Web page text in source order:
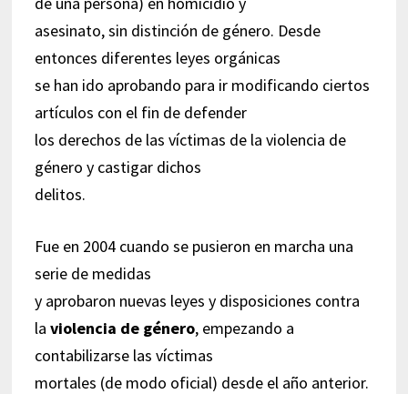
asesinato, sin distinción de género. Desde
entonces diferentes leyes orgánicas
se han ido aprobando para ir modificando ciertos
artículos con el fin de defender
los derechos de las víctimas de la violencia de
género y castigar dichos
delitos.
Fue en 2004 cuando se pusieron en marcha una
serie de medidas
y aprobaron nuevas leyes y disposiciones contra
la violencia de género, empezando a
contabilizarse las víctimas
mortales (de modo oficial) desde el año anterior.